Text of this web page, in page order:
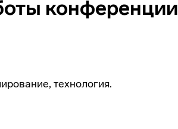
конференции
технология.